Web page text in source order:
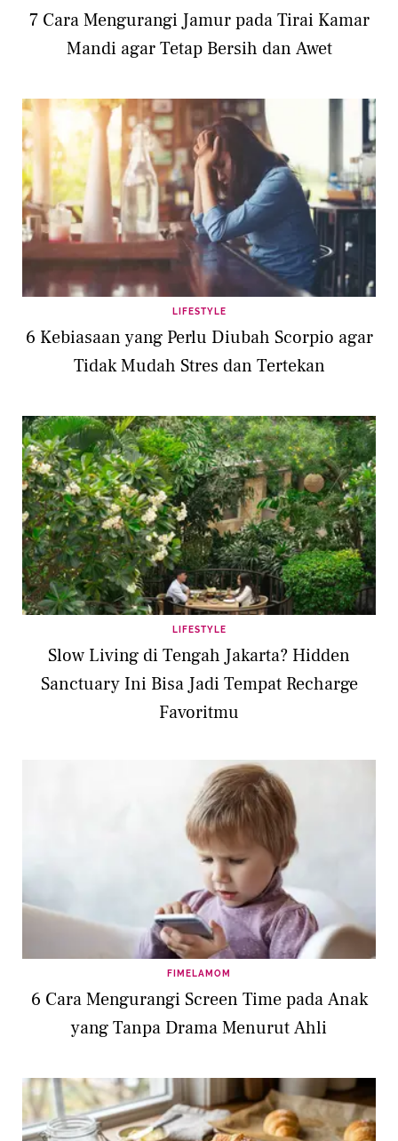
7 Cara Mengurangi Jamur pada Tirai Kamar
Mandi agar Tetap Bersih dan Awet
LIFESTYLE
6 Kebiasaan yang Perlu Diubah Scorpio agar
Tidak Mudah Stres dan Tertekan
LIFESTYLE
Slow Living di Tengah Jakarta? Hidden
Sanctuary Ini Bisa Jadi Tempat Recharge
Favoritmu
FIMELAMOM
6 Cara Mengurangi Screen Time pada Anak
yang Tanpa Drama Menurut Ahli